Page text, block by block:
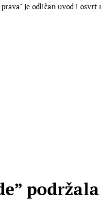
je odličan uvod i